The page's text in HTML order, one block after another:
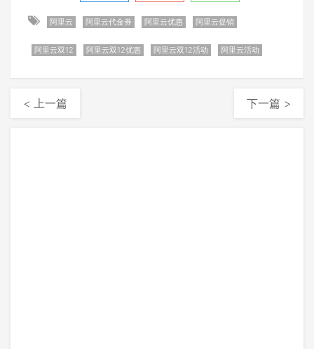
阿里云 阿里云代金券 阿里云优惠 阿里云促销
阿里云双12 阿里云双12优惠 阿里云双12活动 阿里云活动
< 上一篇 下一篇 >